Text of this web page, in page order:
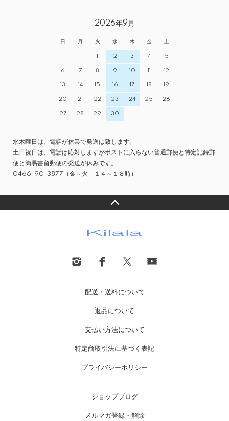
2026年9月
日 月 火 水 木 金 土
1 2 3 4 5
6 7 8 9 10 11 12
13 14 15 16 17 18 19
20 21 22 23 24 25 26
27 28 29 30
水木曜日は、電話が休業で発送は致します。
土日祝日は、電話は応対しますがポストに入らない普通郵便と特定記録郵
便と簡易書留郵便の発送が休みです。
0466-90-3877（金～火 １４～１８時）
配送・送料について
返品について
支払い方法について
特定商取引法に基づく表記
プライバシーポリシー
ショップブログ
メルマガ登録・解除